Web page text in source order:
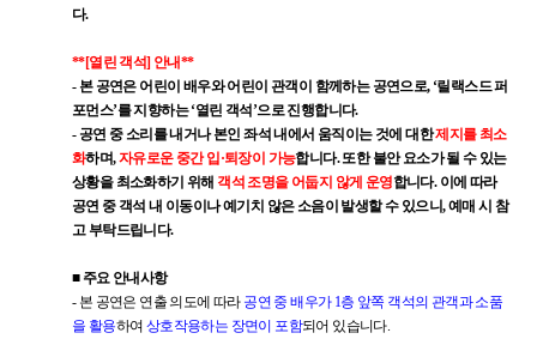
다.
**[열린 객석] 안내**
- 본 공연은 어린이 배우와 어린이 관객이 함께하는 공연으로, ‘릴랙스드 퍼
포먼스’를 지향하는 ‘열린 객석’으로 진행합니다.
- 공연 중 소리를 내거나 본인 좌석 내에서 움직이는 것에 대한제지를 최소
화하며,자유로운 중간 입·퇴장이 가능합니다. 또한 불안 요소가 될 수 있는
상황을 최소화하기 위해 객석 조명을 어둡지 않게 운영합니다. 이에 따라
공연 중 객석 내 이동이나 예기치 않은 소음이 발생할 수 있으니, 예매 시 참
고 부탁드립니다.
■ 주요 안내사항
- 본 공연은 연출 의도에 따라 공연 중 배우가 1층 앞쪽 객석의 관객과 소품
을 활용하여 상호작용하는 장면이 포함되어 있습니다.